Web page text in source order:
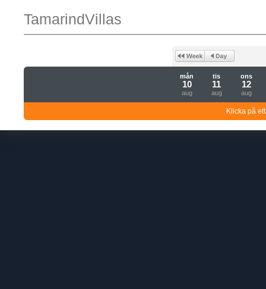
TamarindVillas
mån
10
aug
tis
11
aug
ons
12
aug
Klicka på